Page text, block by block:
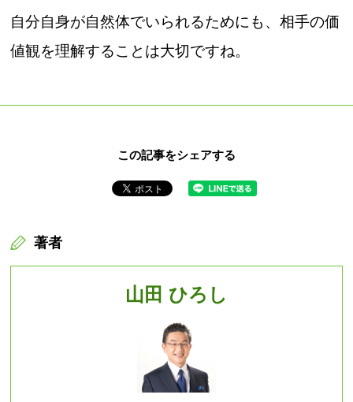
自分自身が自然体でいられるためにも、相手の価
値観を理解することは大切ですね。
この記事をシェアする
著者
山田 ひろし